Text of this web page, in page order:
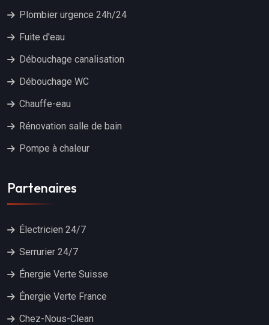
Plombier urgence 24h/24
Fuite d'eau
Débouchage canalisation
Débouchage WC
Chauffe-eau
Rénovation salle de bain
Pompe à chaleur
Partenaires
Électricien 24/7
Serrurier 24/7
Énergie Verte Suisse
Énergie Verte France
Chez-Nous-Clean